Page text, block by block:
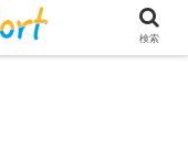
検索